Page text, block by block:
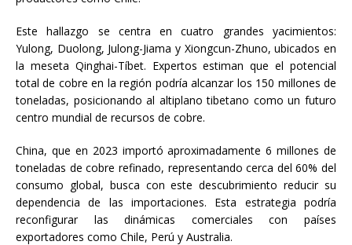
Este hallazgo se centra en cuatro grandes yacimientos:
Yulong, Duolong, Julong-Jiama y Xiongcun-Zhuno, ubicados en
la meseta Qinghai-Tíbet. Expertos estiman que el potencial
total de cobre en la región podría alcanzar los 150 millones de
toneladas, posicionando al altiplano tibetano como un futuro
centro mundial de recursos de cobre.
China, que en 2023 importó aproximadamente 6 millones de
toneladas de cobre refinado, representando cerca del 60% del
consumo global, busca con este descubrimiento reducir su
dependencia de las importaciones. Esta estrategia podría
reconfigurar las dinámicas comerciales con países
exportadores como Chile, Perú y Australia.